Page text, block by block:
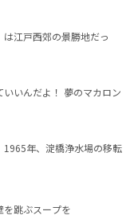
は江戸西郊の景勝地だっ
いいんだよ！ 夢のマカロン
1965年、淀橋浄水場の移転
を跳ぶスープを